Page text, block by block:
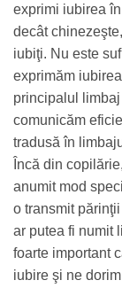
exprimi iubirea
decât
iubiţi. Nu este
exprimăm
principalul
comunicăm
tradusă în
Încă din
anumit mod
o transmit
ar putea fi numit
foarte important
iubire şi ne